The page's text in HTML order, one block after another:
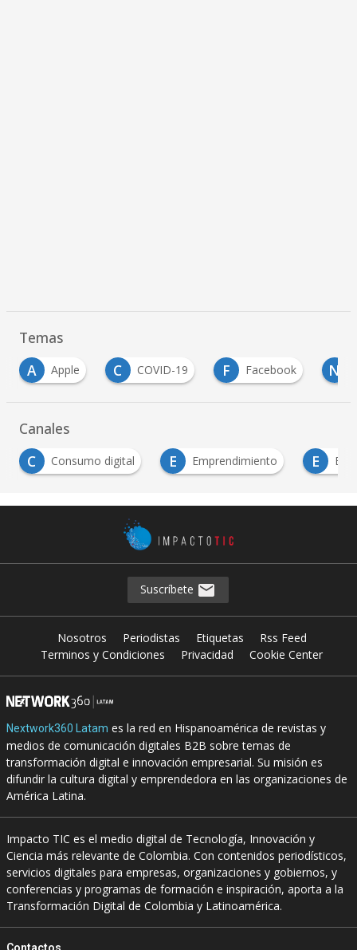
Temas
C
COVID-19 F Facebook N Nasa N
Canales
E
Emprendimiento E Empresas N Noticias
Suscríbete
Nosotros Periodistas Etiquetas
Rss Feed
Terminos y Condiciones
Privacidad Cookie Center
Nextwork360 Latam es la red en Hispanoamérica de revistas y
medios de comunicación digitales B2B sobre temas de
transformación digital e innovación empresarial. Su misión es
difundir la cultura digital y emprendedora en las organizaciones de
América Latina.
Impacto TIC es el medio digital de Tecnología, Innovación y
Ciencia más relevante de Colombia. Con contenidos periodísticos,
servicios digitales para empresas, organizaciones y gobiernos, y
conferencias y programas de formación e inspiración, aporta a la
Transformación Digital de Colombia y Latinoamérica.